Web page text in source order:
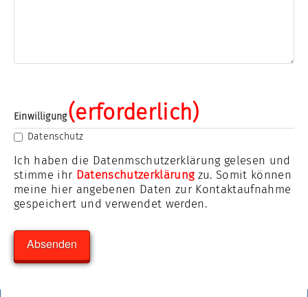
Einwilligung(erforderlich)
Datenschutz
Ich haben die Datenmschutzerklärung gelesen und
stimme ihr Datenschutzerklärungzu. Somit können
meine hier angebenen Daten zur Kontaktaufnahme
gespeichert und verwendet werden.